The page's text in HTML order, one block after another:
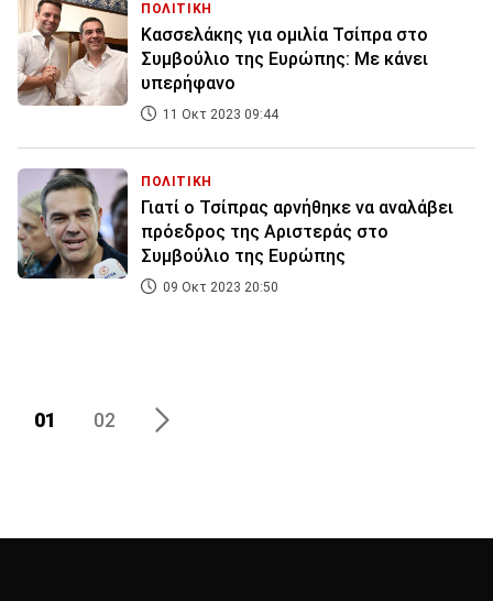
ΠΟΛΙΤΙΚΗ
Κασσελάκης για ομιλία Τσίπρα στο
Συμβούλιο της Ευρώπης: Με κάνει
υπερήφανο
11 Οκτ 2023 09:44
ΠΟΛΙΤΙΚΗ
Γιατί ο Τσίπρας αρνήθηκε να αναλάβει
πρόεδρος της Αριστεράς στο
Συμβούλιο της Ευρώπης
09 Οκτ 2023 20:50
01 02